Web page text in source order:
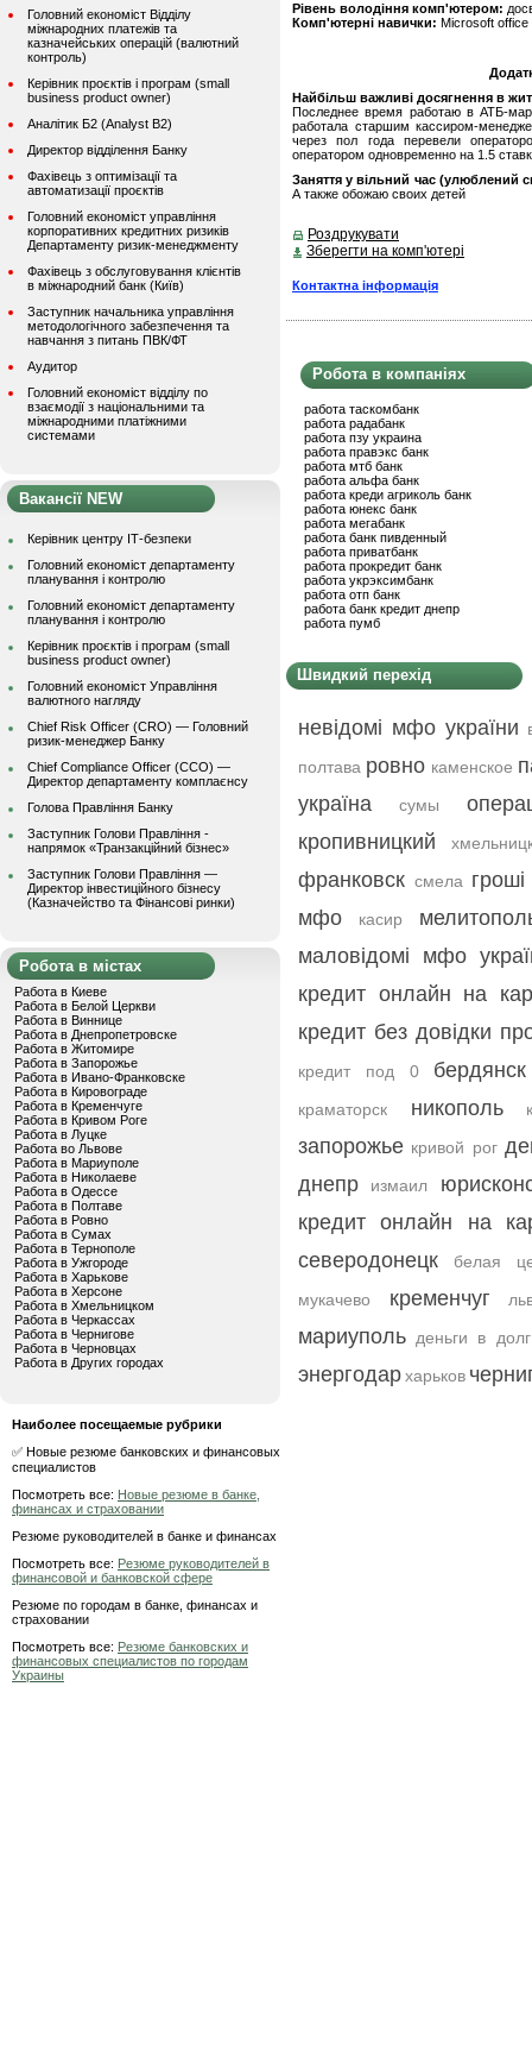
Головний економіст Відділу
міжнародних платежів та
казначейських операцій (валютний
контроль)
Керівник проєктів і програм (small
business product owner)
Аналітик Б2 (Analyst B2)
Директор відділення Банку
Фахівець з оптимізації та
автоматизації проєктів
Головний економіст управління
корпоративних кредитних ризиків
Департаменту ризик-менеджменту
Фахівець з обслуговування клієнтів
в міжнародний банк (Київ)
Заступник начальника управління
методологічного забезпечення та
навчання з питань ПВК/ФТ
Аудитор
Головний економіст відділу по
взаємодії з національними та
міжнародними платіжними
системами
Вакансії NEW
Керівник центру ІТ-безпеки
Головний економіст департаменту
планування і контролю
Головний економіст департаменту
планування і контролю
Керівник проєктів і програм (small
business product owner)
Головний економіст Управління
валютного нагляду
Chief Risk Officer (CRO) — Головний
ризик-менеджер Банку
Chief Compliance Officer (CCO) —
Директор департаменту комплаєнсу
Голова Правління Банку
Заступник Голови Правління -
напрямок «Транзакційний бізнес»
Заступник Голови Правління —
Директор інвестиційного бізнесу
(Казначейство та Фінансові ринки)
Робота в містах
Работа в Киеве
Работа в Белой Церкви
Работа в Виннице
Работа в Днепропетровске
Работа в Житомире
Работа в Запорожье
Работа в Ивано-Франковске
Работа в Кировограде
Работа в Кременчуге
Работа в Кривом Роге
Работа в Луцке
Работа во Львове
Работа в Мариуполе
Работа в Николаеве
Работа в Одессе
Работа в Полтаве
Работа в Ровно
Работа в Сумах
Работа в Тернополе
Работа в Ужгороде
Работа в Харькове
Работа в Херсоне
Работа в Хмельницком
Работа в Черкассах
Работа в Чернигове
Работа в Черновцах
Работа в Других городах
Наиболее посещаемые рубрики
✅ Новые резюме банковских и финансовых
специалистов
Посмотреть все: Новые резюме в банке,
финансах и страховании
Резюме руководителей в банке и финансах
Посмотреть все: Резюме руководителей в
финансовой и банковской сфере
Резюме по городам в банке, финансах и
страховании
Посмотреть все: Резюме банковских и
финансовых специалистов по городам
Украины
Рівень володіння комп'ютером:
Комп'ютерні навички: Microsoft office
Найбільш важливі досягнення в
Последнее время работаю в АТБ-
работала старшим кассиром-
через пол года перевели
оператором одновременно на 1.5
Заняття у вільний час (улюблений
А также обожаю своих детей
Роздрукувати
Зберегти на комп'ютері
Контактна інформація
Робота в компаніях
работа таскомбанк
работа радабанк
работа пзу украина
работа правэкс банк
работа мтб банк
работа альфа банк
работа креди агриколь банк
работа юнекс банк
работа мегабанк
работа банк пивденный
работа приватбанк
работа прокредит банк
работа укрэксимбанк
работа отп банк
работа банк кредит днепр
работа пумб
Швидкий перехід
невідомі мфо україни
полтава ровно каменское
україна
сумы
кропивницкий
франковск смела
мфо
касир
маловідомі мфо
кредит онлайн на
кредит без довідки
кредит под 0 бердянск
краматорск никополь
запорожье кривой рог
днепр
измаил
кредит онлайн на
северодонецк
белая
мукачево
кременчуг
мариуполь деньги в
энергодархарьков